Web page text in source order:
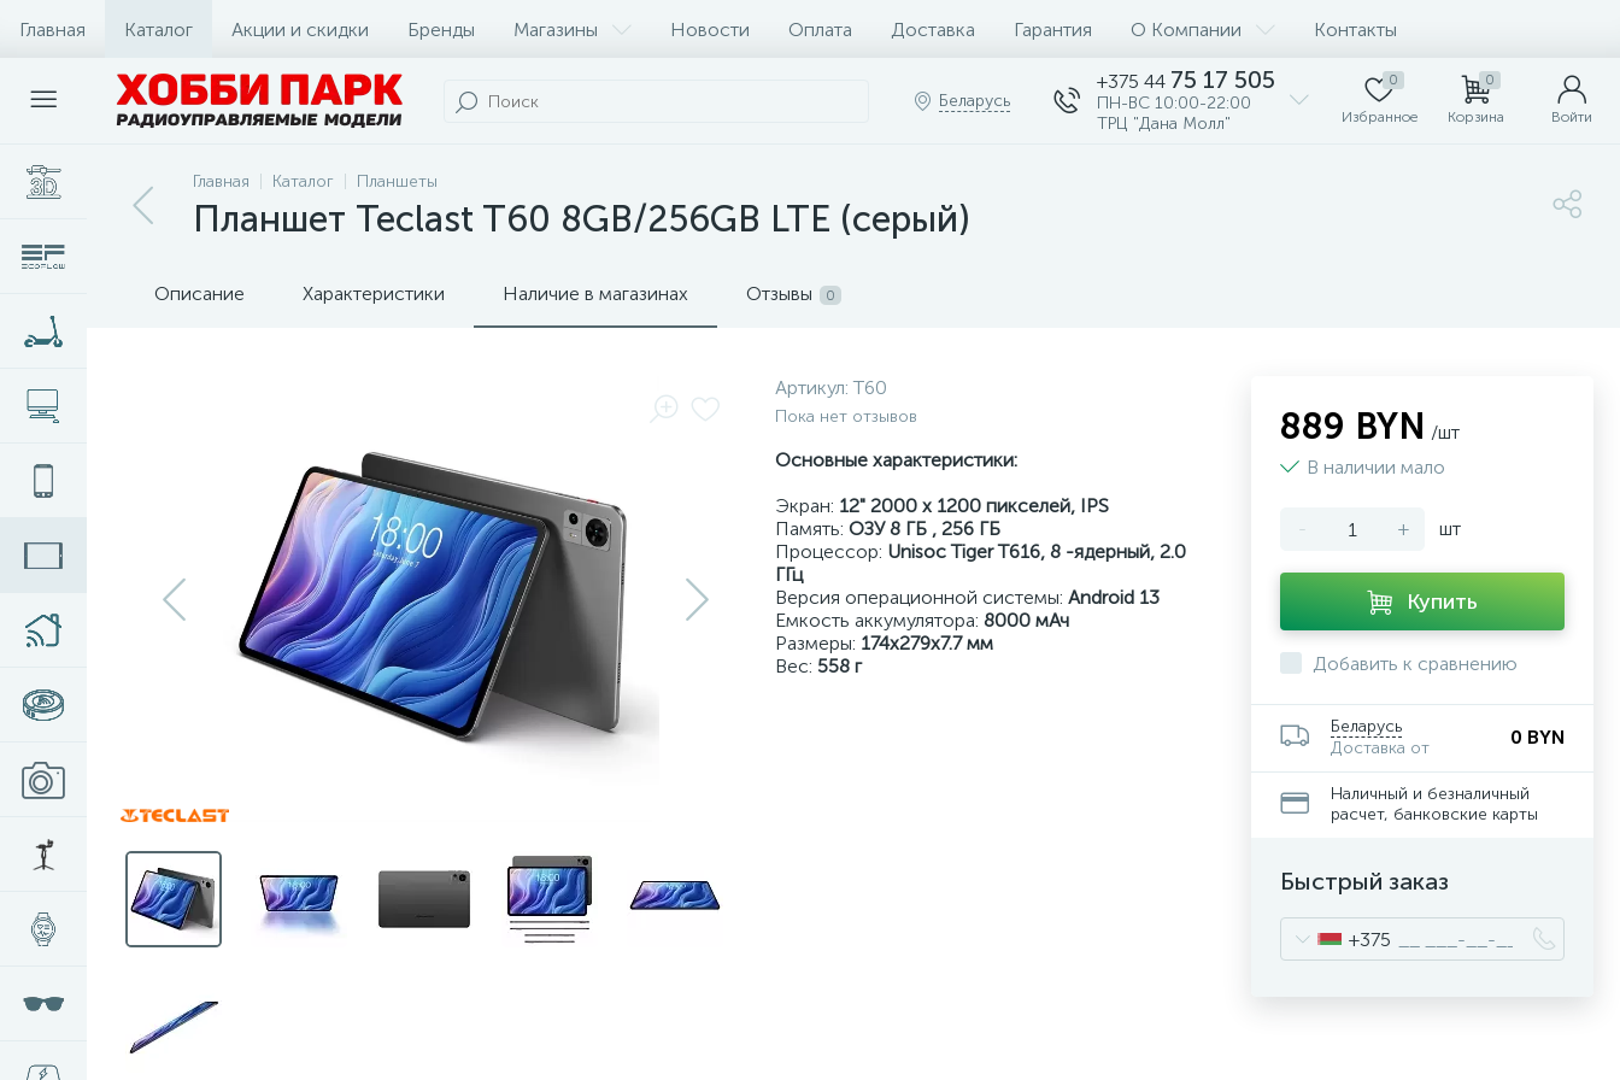
Главная Каталог Акции и скидки Бренды Магазины Новости Оплата Доставка Гарантия О Компании Контакты
Беларусь
+375 44 75 17 505
ПН-ВС 10:00-22:00
ТРЦ "Дана Молл"
0
Избранное
0
Корзина Войти
Главная Каталог Планшеты
Планшет Teclast T60 8GB/256GB LTE (серый)
Описание Характеристики Наличие в магазинах Отзывы 0
Артикул:T60
Пока нет отзывов
Основные характеристики:
Экран: 12" 2000 x 1200 пикселей, IPS
Память: ОЗУ 8 ГБ , 256 ГБ
Процессор: Unisoc Tiger T616, 8 -ядерный, 2.0
ГГц
Версия операционной системы: Android 13
Емкость аккумулятора: 8000 мАч
Размеры: 174x279x7.7 мм
Вес: 558 г
889 BYN /шт
В наличии мало
- + шт
Купить
Добавить к сравнению
Беларусь
Доставка от
0 BYN
Наличный и безналичный
расчет, банковские карты
Быстрый заказ
+375